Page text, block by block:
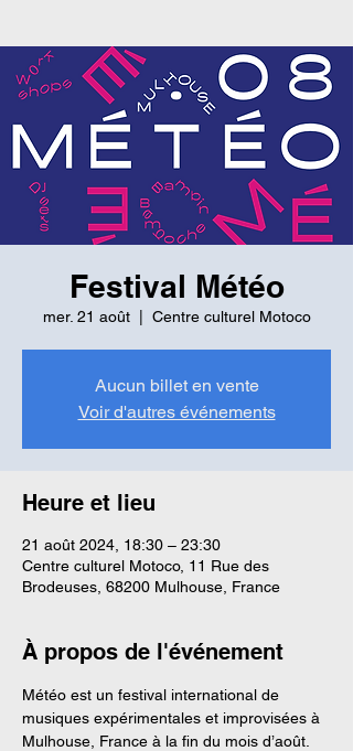
Festival Météo
mer. 21 août
  |
Centre culturel Motoco
Aucun billet en vente
Voir d'autres événements
Heure et lieu
21 août 2024, 18:30 – 23:30
Centre culturel Motoco, 11 Rue des
Brodeuses, 68200 Mulhouse, France
À propos de l'événement
Météo est un festival international de
musiques expérimentales et improvisées à
Mulhouse, France à la fin du mois d’août.